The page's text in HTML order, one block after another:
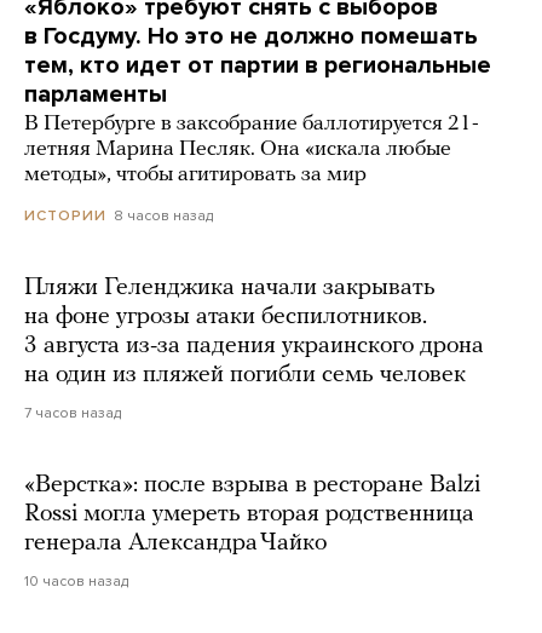
«Яблоко» требуют снять с выборов
в Госдуму. Но это не должно помешать
тем, кто идет от партии в региональные
парламенты
В Петербурге в заксобрание баллотируется 21-
летняя Марина Песляк. Она «искала любые
методы», чтобы агитировать за мир
ИСТОРИИ 8 часов назад
Пляжи Геленджика начали закрывать
на фоне угрозы атаки беспилотников.
3 августа из-за падения украинского дрона
на один из пляжей погибли семь человек
7 часов назад
«Верстка»: после взрыва в ресторане Balzi
Rossi могла умереть вторая родственница
генерала Александра Чайко
10 часов назад